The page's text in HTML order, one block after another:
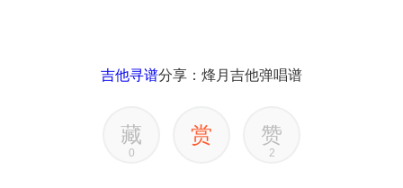
吉他寻谱分享：烽月吉他弹唱谱
藏
0
赏 赞
2